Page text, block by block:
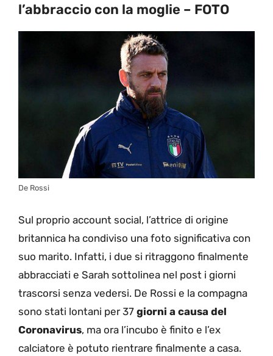
l’abbraccio con la moglie – FOTO
De Rossi
Sul proprio account social, l’attrice di origine
britannica ha condiviso una foto significativa con
suo marito. Infatti, i due si ritraggono finalmente
abbracciati e Sarah sottolinea nel post i giorni
trascorsi senza vedersi. De Rossi e la compagna
sono stati lontani per 37 giorni a causa del
Coronavirus, ma ora l’incubo è finito e l’ex
calciatore è potuto rientrare finalmente a casa.